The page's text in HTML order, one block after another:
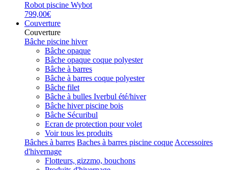
Robot piscine Wybot
799,00€
Couverture
Couverture
Bâche piscine hiver
Bâche opaque
Bâche opaque coque polyester
Bâche à barres
Bâche à barres coque polyester
Bâche filet
Bâche à bulles Iverbul été/hiver
Bâche hiver piscine bois
Bâche Sécuribul
Ecran de protection pour volet
Voir tous les produits
Bâches à barres Baches à barres piscine coque Accessoires
d'hivernage
Flotteurs, gizzmo, bouchons